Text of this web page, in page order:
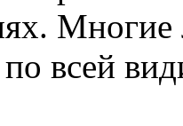
Многие
всей